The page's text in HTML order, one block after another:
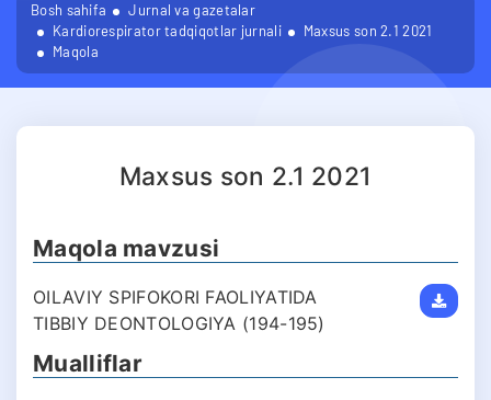
Bosh sahifa
Jurnal va gazetalar
Kardiorespirator tadqiqotlar jurnali
Maxsus son 2.1 2021
Maqola
Maxsus son 2.1 2021
Maqola mavzusi
OILAVIY SРIFOKORI FAOLIYATIDA
TIBBIY DEONTOLOGIYA (194-195)
Mualliflar